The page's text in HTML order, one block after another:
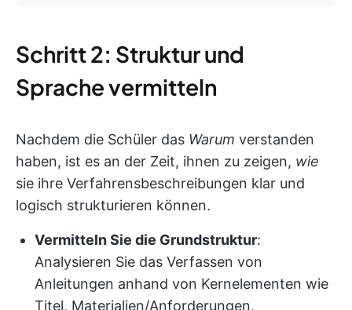
Schritt 2: Struktur und
Sprache vermitteln
Nachdem die Schüler das Warum verstanden
haben, ist es an der Zeit, ihnen zu zeigen, wie
sie ihre Verfahrensbeschreibungen klar und
logisch strukturieren können.
Vermitteln Sie die Grundstruktur:
Analysieren Sie das Verfassen von
Anleitungen anhand von Kernelementen wie
Titel, Materialien/Anforderungen,